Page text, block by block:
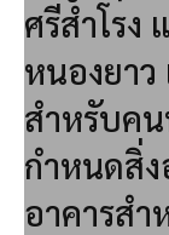
ศรีสำโรง
หนองยาว
สำหรับคน
กำหนดสิ่ง
อาคารส